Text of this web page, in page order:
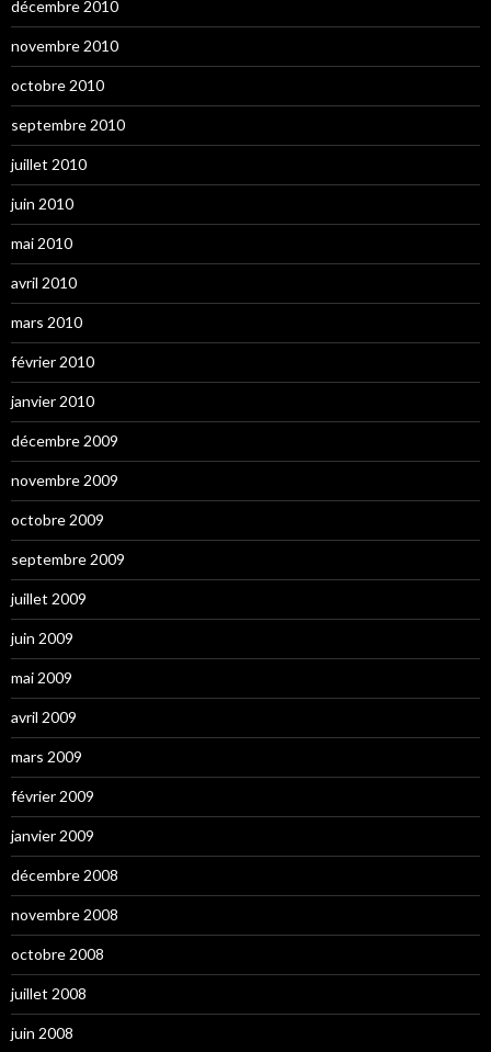
décembre 2010
novembre 2010
octobre 2010
septembre 2010
juillet 2010
juin 2010
mai 2010
avril 2010
mars 2010
février 2010
janvier 2010
décembre 2009
novembre 2009
octobre 2009
septembre 2009
juillet 2009
juin 2009
mai 2009
avril 2009
mars 2009
février 2009
janvier 2009
décembre 2008
novembre 2008
octobre 2008
juillet 2008
juin 2008